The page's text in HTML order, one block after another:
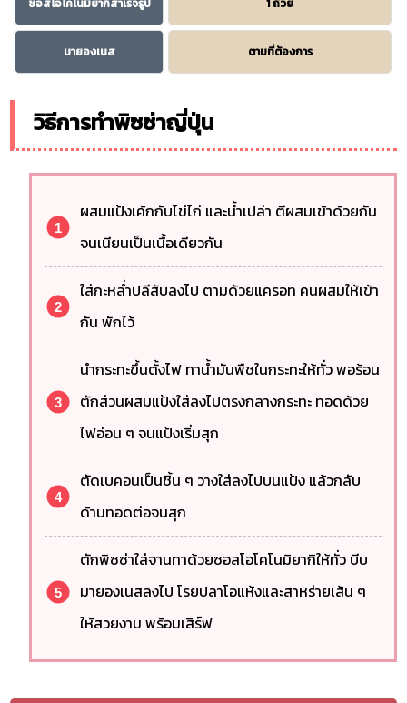
ซอสโอโคโนมิยากิสำเร็จรูป 1 ถ้วย
มายองเนส ตามที่ต้องการ
วิธีการทำพิซซ่าญี่ปุ่น
ผสมแป้งเค้กกับไข่ไก่ และน้ำเปล่า ตีผสมเข้าด้วยกัน
จนเนียนเป็นเนื้อเดียวกัน
ใส่กะหล่ำปลีสับลงไป ตามด้วยแครอท คนผสมให้เข้า
กัน พักไว้
นำกระทะขึ้นตั้งไฟ ทาน้ำมันพืชในกระทะให้ทั่ว พอร้อน
ตักส่วนผสมแป้งใส่ลงไปตรงกลางกระทะ ทอดด้วย
ไฟอ่อน ๆ จนแป้งเริ่มสุก
ตัดเบคอนเป็นชิ้น ๆ วางใส่ลงไปบนแป้ง แล้วกลับ
ด้านทอดต่อจนสุก
ตักพิซซ่าใส่จานทาด้วยซอสโอโคโนมิยากิให้ทั่ว บีบ
มายองเนสลงไป โรยปลาโอแห้งและสาหร่ายเส้น ๆ
ให้สวยงาม พร้อมเสิร์ฟ